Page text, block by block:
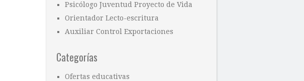
Psicólogo Juventud Proyecto de Vida
Orientador Lecto-escritura
Auxiliar Control Exportaciones
Categorías
Ofertas educativas